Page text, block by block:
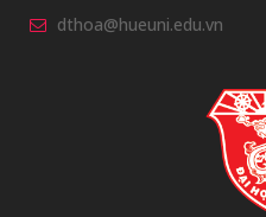
dthoa@hueuni.edu.vn